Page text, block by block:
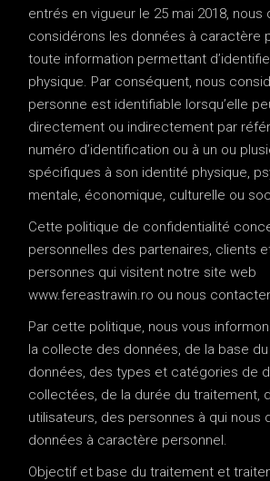
entrés en vigueur le 25 mai 2018,
considérons les données à caractère
toute information permettant
physique. Par conséquent, nous
personne est identifiable lorsqu’elle
directement ou indirectement par
numéro d’identification ou à un ou
spécifiques à son identité physique,
mentale, économique, culturelle ou
Cette politique de confidentialité
personnelles des partenaires, clients
personnes qui visitent notre site web
www.fereastrawin.ro ou nous
Par cette politique, nous vous
la collecte des données, de la base
données, des types et catégories de
collectées, de la durée du traitement,
utilisateurs, des personnes à qui nous
données à caractère personnel.
Objectif et base du traitement et